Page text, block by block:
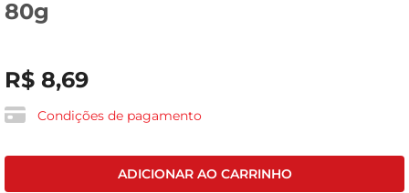
80g
R$ 8,69
Condições de pagamento
ADICIONAR AO CARRINHO
frango
vinho
celular
leite pó